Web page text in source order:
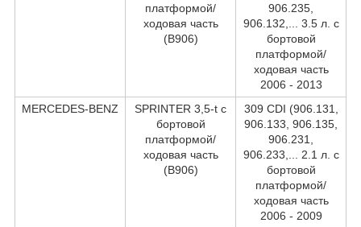
платформой/
ходовая часть
(B906)
906.235,
906.132,... 3.5 л. c
бортовой
платформой/
ходовая часть
2006 - 2013
MERCEDES-BENZ
SPRINTER 3,5-t c
бортовой
платформой/
ходовая часть
(B906)
309 CDI (906.131,
906.133, 906.135,
906.231,
906.233,... 2.1 л. c
бортовой
платформой/
ходовая часть
2006 - 2009